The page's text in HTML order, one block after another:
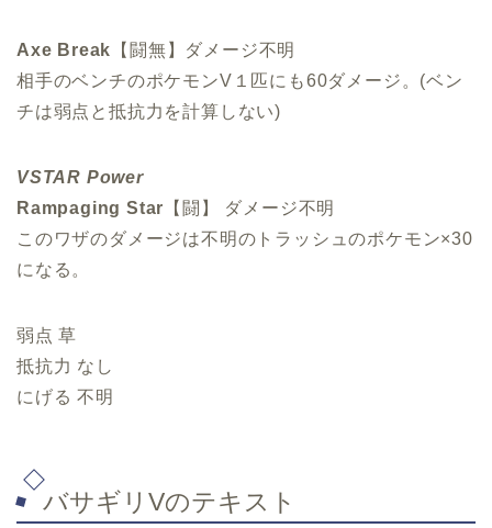
Axe Break 【闘無】ダメージ不明
相手のベンチのポケモンV１匹にも60ダメージ。(ベン
チは弱点と抵抗力を計算しない)
VSTAR Power
Rampaging Star 【闘】 ダメージ不明
このワザのダメージは不明のトラッシュのポケモン×30
になる。
弱点 草
抵抗力 なし
にげる 不明
バサギリVのテキスト